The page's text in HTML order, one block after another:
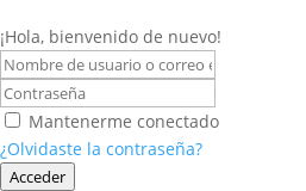
¡Hola, bienvenido de nuevo!
Mantenerme conectado
¿Olvidaste la contraseña?
Acceder